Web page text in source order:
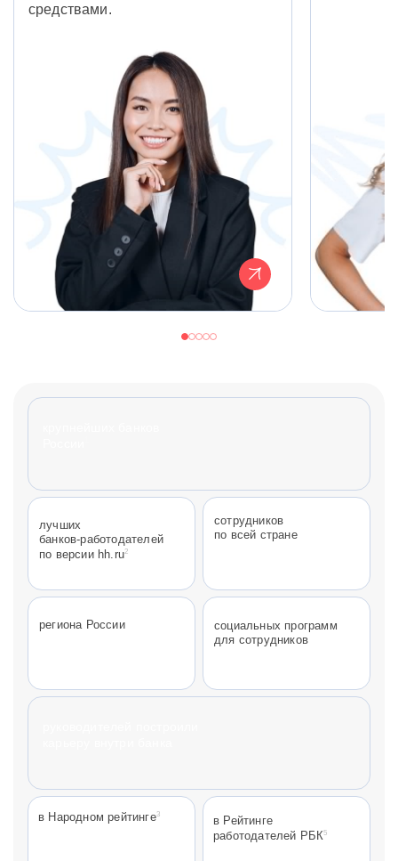
средствами.
лучших
банков-работодателей
по версии hh.ru2
сотрудников
по всей стране
региона России
социальных программ
для сотрудников
в Народном рейтинге3
в Рейтинге
работодателей РБК5